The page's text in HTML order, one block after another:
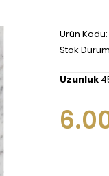
Ürün Kodu:
Stok
Uzunluk